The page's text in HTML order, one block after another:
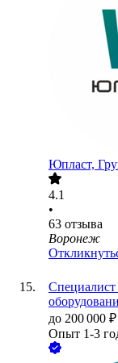
Юпласт,
4.1
•
63 отзыва
Воронеж
Специалист
до 200 000 ₽
Опыт 1-3